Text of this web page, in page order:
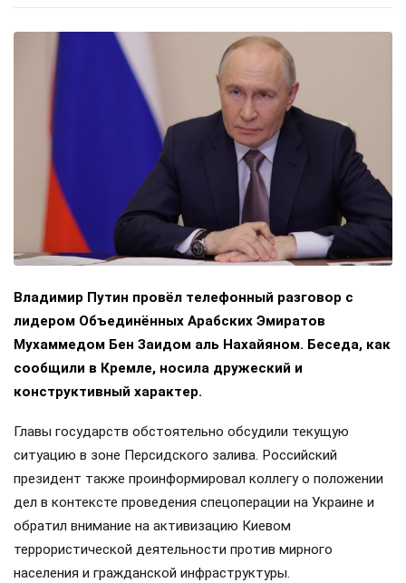
Владимир Путин провёл телефонный разговор с
лидером Объединённых Арабских Эмиратов
Мухаммедом Бен Заидом аль Нахайяном. Беседа, как
сообщили в Кремле, носила дружеский и
конструктивный характер.
Главы государств обстоятельно обсудили текущую
ситуацию в зоне Персидского залива. Российский
президент также проинформировал коллегу о положении
дел в контексте проведения спецоперации на Украине и
обратил внимание на активизацию Киевом
террористической деятельности против мирного
населения и гражданской инфраструктуры.